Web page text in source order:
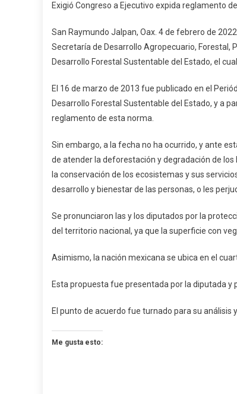
Exigió Congreso a Ejecutivo expida reglamento
San Raymundo Jalpan, Oax. 4 de febrero de
Secretaría de Desarrollo Agropecuario, Forestal,
Desarrollo Forestal Sustentable del Estado, el
El 16 de marzo de 2013 fue publicado en el
Desarrollo Forestal Sustentable del Estado, y a
reglamento de esta norma.
Sin embargo, a la fecha no ha ocurrido, y ante
de atender la deforestación y degradación de
la conservación de los ecosistemas y sus
desarrollo y bienestar de las personas, o les
Se pronunciaron las y los diputados por la
del territorio nacional, ya que la superficie con
Asimismo, la nación mexicana se ubica en el
Esta propuesta fue presentada por la diputada y
El punto de acuerdo fue turnado para su
Me gusta esto: